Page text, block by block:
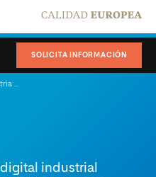
SOLICITA INFORMACIÓN
industrial